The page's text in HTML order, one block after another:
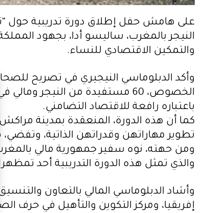
على هامش حفل إطلاق دورة تدريبية حول
النيجر بالمغرب، ساليسو أدا، بجهود
والتمكين الاقتصادي للنساء.
وأكد الدبلوماسي النيجيري في تصريح
الخصوص، 60 مستفيدة من النيجر
باعتباره رافعة للاقتصاد التضامني.
كما أن هذه الدورة، المنعقدة بمدينة
تطوير مهاراتهن وقدراتهن الذاتية،
ومن حهته، نوه سفير جمهورية مالي
والذي تمثل هذه الدورة التدريبية أحد
وأشاد الدبلوماسي المالي بالتعاون
إفريقيا، ومركز التكوين والتأهيل في حرف